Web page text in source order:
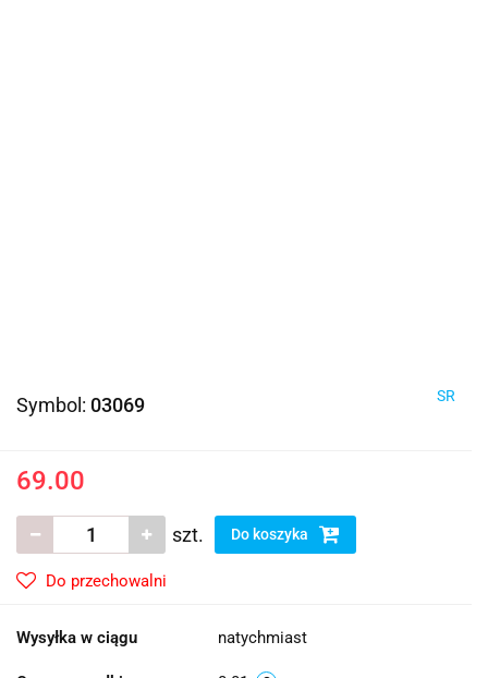
Symbol: 03069 SR
69.00
szt. Do koszyka
Do przechowalni
Wysyłka w ciągu natychmiast